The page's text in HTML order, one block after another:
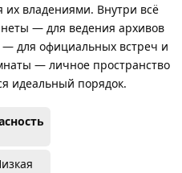
владениями. Внутри всё
— для ведения архивов
для официальных встреч и
— личное пространство
идеальный порядок.